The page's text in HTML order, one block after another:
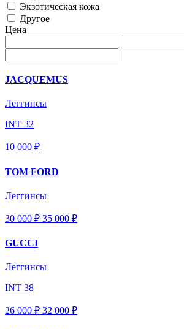
Экзотическая кожа
Другое
Цена
JACQUEMUS
Леггинсы
INT 32
10 000 ₽
TOM FORD
Леггинсы
30 000 ₽ 35 000 ₽
GUCCI
Леггинсы
INT 38
26 000 ₽ 32 000 ₽